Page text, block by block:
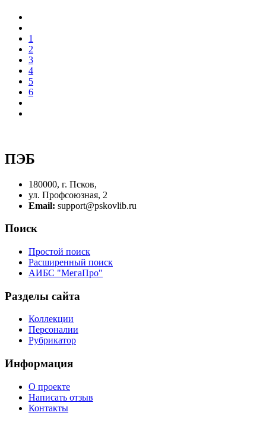
1
2
3
4
5
6
ПЭБ
180000, г. Псков,
ул. Профсоюзная, 2
Email: support@pskovlib.ru
Поиск
Простой поиск
Расширенный поиск
АИБС "МегаПро"
Разделы сайта
Коллекции
Персоналии
Рубрикатор
Информация
О проекте
Написать отзыв
Контакты